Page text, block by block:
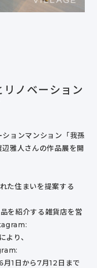
リノベーション
ョンマンション「我孫
雅人さんの作品展を開
た住まいを提案する
を紹介する雑貨店を営
より、
月1日から7月12日まで